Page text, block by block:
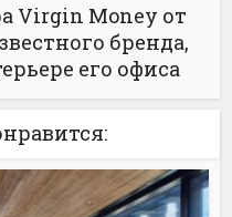
Virgin Money от
бренда,
его офиса